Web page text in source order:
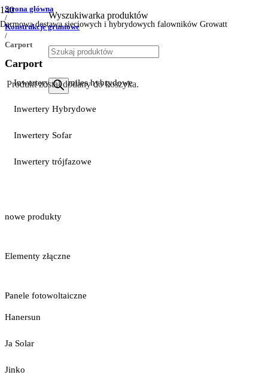
Darmowa dostawa sieciowych i hybrydowych falowników Growatt
Wyszukiwarka produktów
Produktzostał dodany do koszyka.
Strona główna
/
Konstrukcje gruntowe
/
Carport
Carport
Inwertery Hoymiles hybrydowe
Inwertery Hybrydowe
Inwertery Sofar
Inwertery trójfazowe
nowe produkty
Elementy złączne
Panele fotowoltaiczne
Hanersun
Ja Solar
Jinko